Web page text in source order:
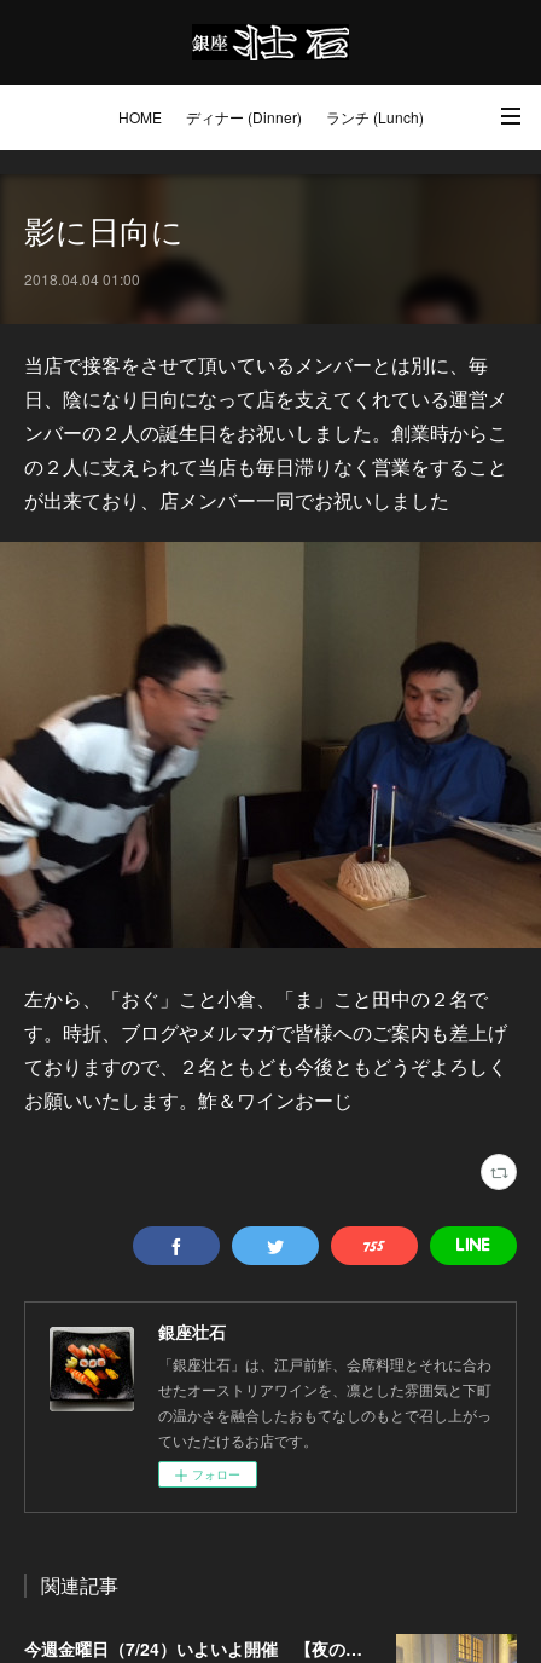
HOME ディナー (Dinner) ランチ (Lunch)
影に日向に
2018.04.04 01:00
当店で接客をさせて頂いているメンバーとは別に、毎
日、陰になり日向になって店を支えてくれている運営メ
ンバーの２人の誕生日をお祝いしました。創業時からこ
の２人に支えられて当店も毎日滞りなく営業をすること
が出来ており、店メンバー一同でお祝いしました
左から、「おぐ」こと小倉、「ま」こと田中の２名で
す。時折、ブログやメルマガで皆様へのご案内も差上げ
ておりますので、２名ともども今後ともどうぞよろしく
お願いいたします。鮓＆ワインおーじ
銀座壮石
「銀座壮石」は、江戸前鮓、会席料理とそれに合わ
せたオーストリアワインを、凛とした雰囲気と下町
の温かさを融合したおもてなしのもとで召し上がっ
ていただけるお店です。
フォロー
関連記事
今週金曜日（7/24）いよいよ開催 【夜の特別ワイン会】オーストリアワイン大使2名の饗宴 別府×岡田がもてなすワインペアリングの会